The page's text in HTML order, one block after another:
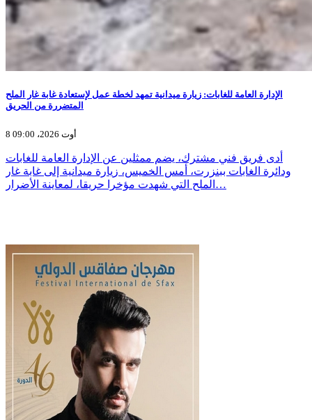
الإدارة العامة للغابات: زيارة ميدانية تمهد لخطة عمل لإستعادة غابة غار الملح
المتضررة من الحريق
8 أوت 2026، 09:00
أدى فريق فني مشترك، يضم ممثلين عن الإدارة العامة للغابات
ودائرة الغابات ببنزرت، أمس الخميس، زيارة ميدانية إلى غابة غار
الملح التي شهدت مؤخرا حريقا، لمعاينة الأضرار…